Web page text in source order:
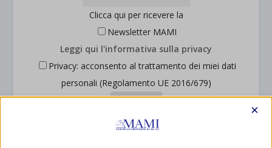
Clicca qui per ricevere la
Newsletter MAMI
Leggi qui l'informativa sulla privacy
Privacy: acconsento al trattamento dei miei dati
personali (Regolamento UE 2016/679)
×